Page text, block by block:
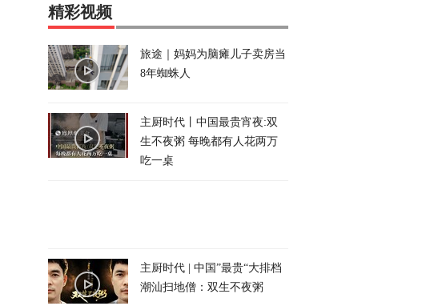
精彩视频
旅途｜妈妈为脑瘫儿子卖房当
8年蜘蛛人
主厨时代丨中国最贵宵夜:双
生不夜粥 每晚都有人花两万
吃一桌
主厨时代 | 中国”最贵“大排档
潮汕扫地僧：双生不夜粥